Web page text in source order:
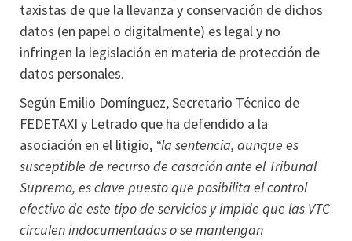
taxistas de que la llevanza y conservación de dichos
datos (en papel o digitalmente) es legal y no
infringen la legislación en materia de protección de
datos personales.
Según Emilio Domínguez, Secretario Técnico de
FEDETAXI y Letrado que ha defendido a la
asociación en el litigio, “la sentencia, aunque es
susceptible de recurso de casación ante el Tribunal
Supremo, es clave puesto que posibilita el control
efectivo de este tipo de servicios y impide que las VTC
circulen indocumentadas o se mantengan